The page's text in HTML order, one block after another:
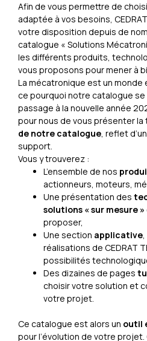
Afin de vous permettre de
adaptée à vos besoins, CEDRAT
votre disposition depuis de
catalogue « Solutions
les différents produits,
vous proposons pour mener à
La mécatronique est un
ce pourquoi notre catalogue
passage à la nouvelle année
pour nous de vous présenter la
de notre catalogue, reflet
support.
Vous y trouverez :
L’ensemble de nos
actionneurs, moteurs,
Une présentation des
solutions « sur mesure »
proposer,
Une section applicative
réalisations de CEDRAT
possibilités
Des dizaines de pages
choisir votre solution et
votre projet.
Ce catalogue est alors un outil
pour l’évolution de votre